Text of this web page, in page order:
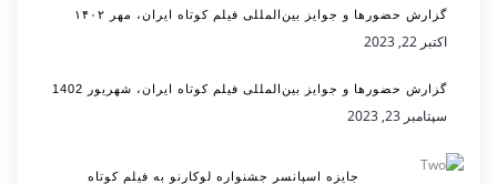
گزارش حضورها و جوایز بین‌المللی فیلم کوتاه ایران، مهر ۱۴۰۲
اکتبر 22, 2023
گزارش حضورها و جوایز بین‌المللی فیلم کوتاه ایران، شهریور 1402
سپتامبر 23, 2023
جایزه اسپانسر جشنواره لوکارنو به فیلم کوتاه